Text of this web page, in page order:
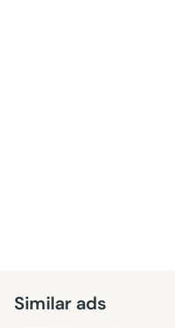
Similar ads